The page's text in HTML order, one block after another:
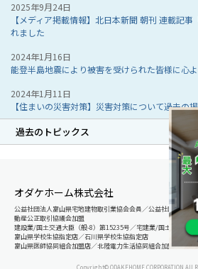
2025年9月24日
【メディア掲載情報】北日本新聞 朝刊 連載記
れました
2024年1月16日
能登半島地震により被害を受けられた皆様に心
2024年1月11日
【住まいの災害対策】災害対策について過去の
過去のトピックス
オダケホーム株式会社
公益社団法人富山県宅地建物取引業協会会員／公益社団法人石
動産公正取引協議会加盟
建設業/国土交通大臣（般-8）第15235号／宅建業/国土交通大
富山県学校生協指定店／石川県学校生協指定店
富山県医師協同組合加盟店／北陸電力生活協同組合加盟店
Copyright© ODAKEHOME CORPORATION All